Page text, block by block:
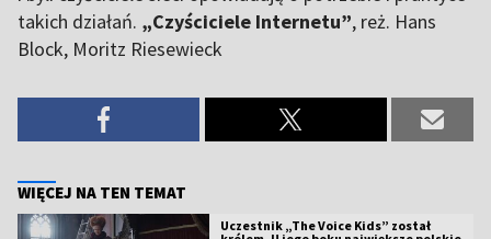
takich działań. „Czyściciele Internetu”, reż. Hans
Block, Moritz Riesewieck
WIĘCEJ NA TEN TEMAT
Uczestnik „The Voice Kids” został